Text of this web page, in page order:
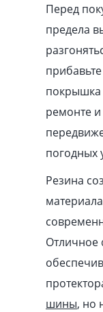
Перед
предела
покрышка
ремонте
погодных
Резина
Отличное
шины, но